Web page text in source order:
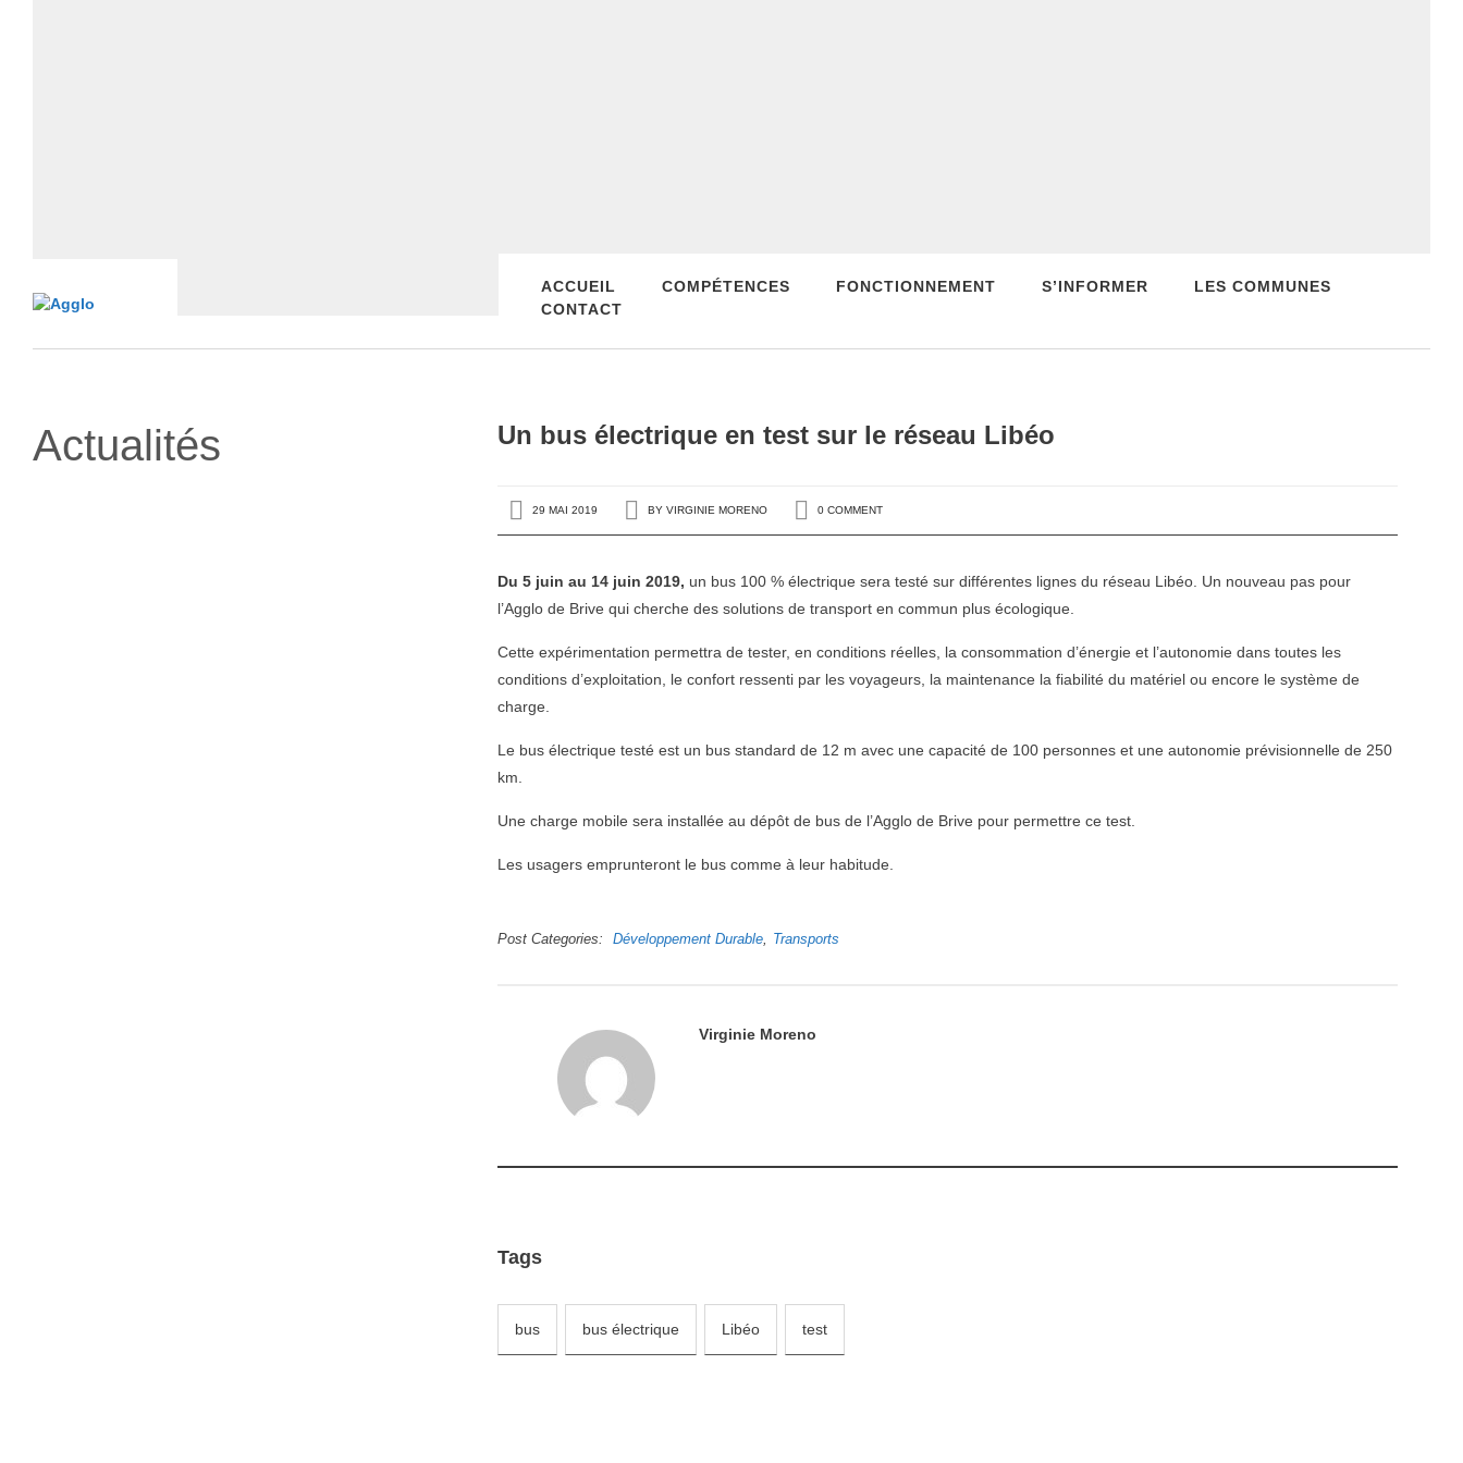
ACCUEIL COMPÉTENCES FONCTIONNEMENT S’INFORMER
LES COMMUNES
CONTACT
Actualités Un bus électrique en test sur le réseau Libéo
29 MAI 2019 BYVIRGINIE MORENO 0 COMMENT
Du 5 juin au 14 juin 2019, un bus 100 % électrique sera testé sur différentes lignes du réseau Libéo. Un nouveau pas pour
l’Agglo de Brive qui cherche des solutions de transport en commun plus écologique.
Cette expérimentation permettra de tester, en conditions réelles, la consommation d’énergie et l’autonomie dans toutes les
conditions d’exploitation, le confort ressenti par les voyageurs, la maintenance la fiabilité du matériel ou encore le système de
charge.
Le bus électrique testé est un bus standard de 12 m avec une capacité de 100 personnes et une autonomie prévisionnelle de 250
km.
Une charge mobile sera installée au dépôt de bus de l’Agglo de Brive pour permettre ce test.
Les usagers emprunteront le bus comme à leur habitude.
Post Categories Développement Durable Transports
Virginie Moreno
Tags
bus bus électrique Libéo test